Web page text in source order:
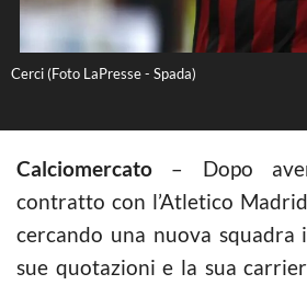
Cerci (Foto LaPresse - Spada)
Calciomercato – Dopo
contratto con l’Atletico
cercando una nuova
sue quotazioni e la sua